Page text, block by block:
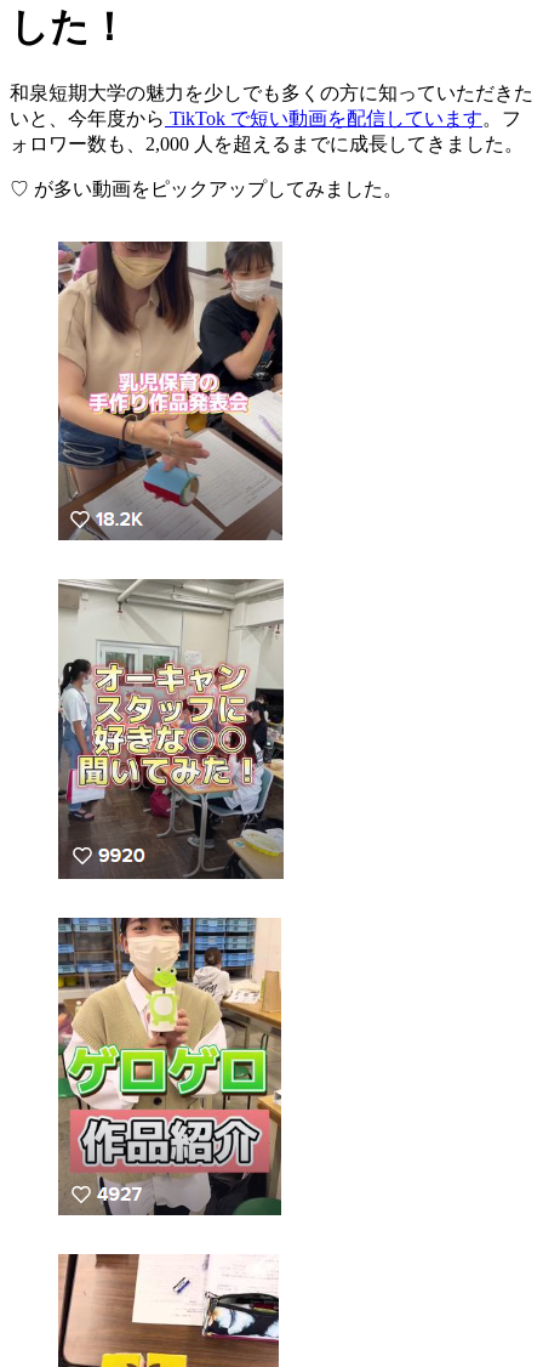
した！
和泉短期大学の魅力を少しでも多くの方に知っていただきた
いと、今年度から TikTok で短い動画を配信しています。フ
ォロワー数も、2,000 人を超えるまでに成長してきました。
♡ が多い動画をピックアップしてみました。